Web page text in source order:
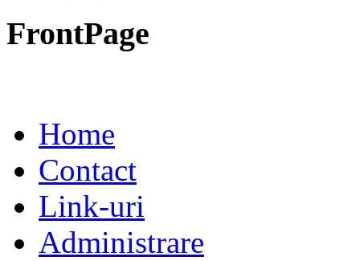
FrontPage
Home
Contact
Link-uri
Administrare